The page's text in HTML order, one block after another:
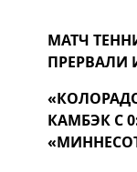
МАТЧ
ПРЕРВАЛИ
КАМБЭК С